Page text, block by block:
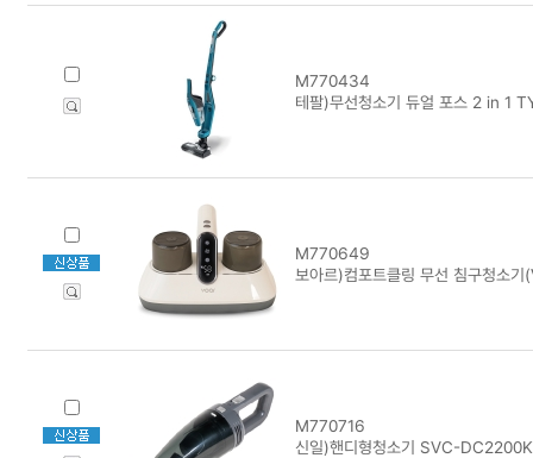
M770434
테팔)무선청소기 듀얼 포스 2 in 1
M770649
보아르)컴포트클링 무선 침구청소
M770716
신일)핸디형청소기 SVC-